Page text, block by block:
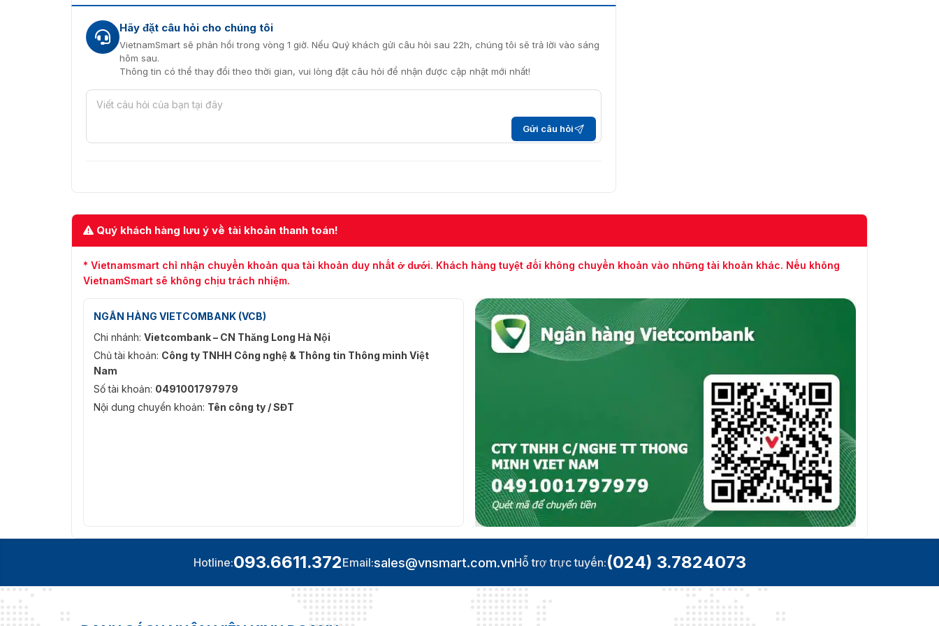
Hiệnđầu đọc mã vạch QRCode Y80-ERđang được Vietnamsmart cung cấp với giá ưu đãi trên toàn
quốc. Sản phẩm được chúng tôi nhập trực tiếp nên cam kết chính hãng, bảo hành trong 2 năm và hỗ trợ
đổi trả khi có lỗi. Nhận lắp đặt tận nơi theo yêu cầu và tư vấn kỹ thuật 24/7.
Quý khách có nhu cầu đặt hàng hoặc cần tìm hiểu thêm, vui lòng liên hệ 093.6611.372 để chúng tôi hỗ
trợ sớm nhất!!!
Hãy đặt câu hỏi cho chúng tôi
VietnamSmart sẽ phản hồi trong vòng 1 giờ. Nếu Quý khách gửi câu hỏi sau 22h, chúng tôi sẽ trả lời vào sáng
hôm sau.
Thông tin có thể thay đổi theo thời gian, vui lòng đặt câu hỏi để nhận được cập nhật mới nhất!
Gửi câu hỏi
Quý khách hàng lưu ý về tài khoản thanh toán!
* Vietnamsmart chỉ nhận chuyển khoản qua tài khoản duy nhất ở dưới. Khách hàng tuyệt đối không chuyển khoản vào những tài khoản khác. Nếu không
VietnamSmart sẽ không chịu trách nhiệm.
NGÂN HÀNG VIETCOMBANK (VCB)
Chi nhánh: Vietcombank – CN Thăng Long Hà Nội
Chủ tài khoản: Công ty TNHH Công nghệ & Thông tin Thông minh Việt
Nam
Số tài khoản: 0491001797979
Nội dung chuyển khoản: Tên công ty / SĐT
Hotline:093.6611.372Email:sales@vnsmart.com.vnHỗ trợ trực tuyến:(024) 3.7824073